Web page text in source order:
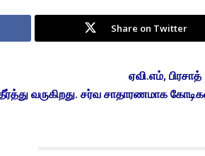
Share on Twitter
ஏவி.எம், பிரசாத்
வருகிறது. சர்வ சாதாரணமாக